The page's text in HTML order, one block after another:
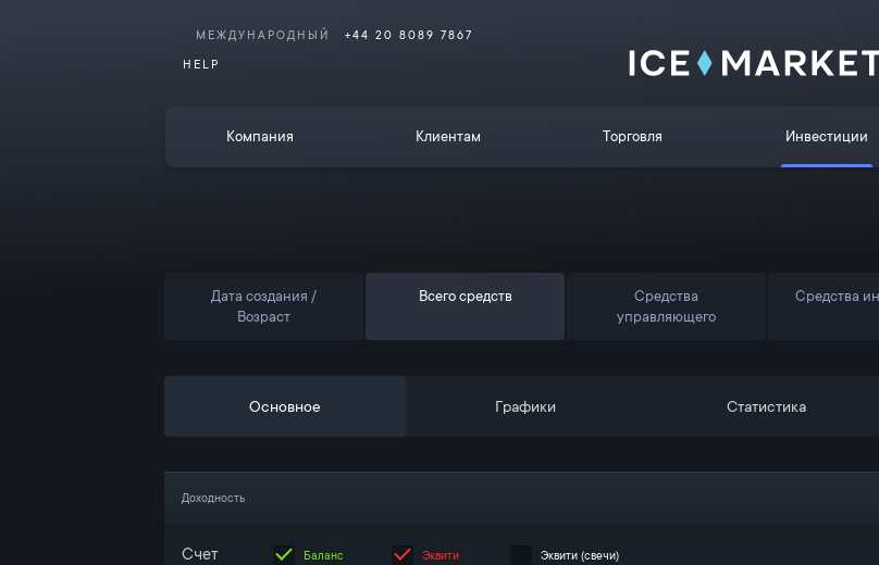
МЕЖДУНАРОДНЫЙ +44 20 8089 7867
HELP
Компания Клиентам Торговля Инвестиции
Дата создания /
Возраст
Всего средств
Средства
управляющего
Средства
Основное Графики Статистика
Доходность
Счет Баланс Эквити Эквити (свечи)